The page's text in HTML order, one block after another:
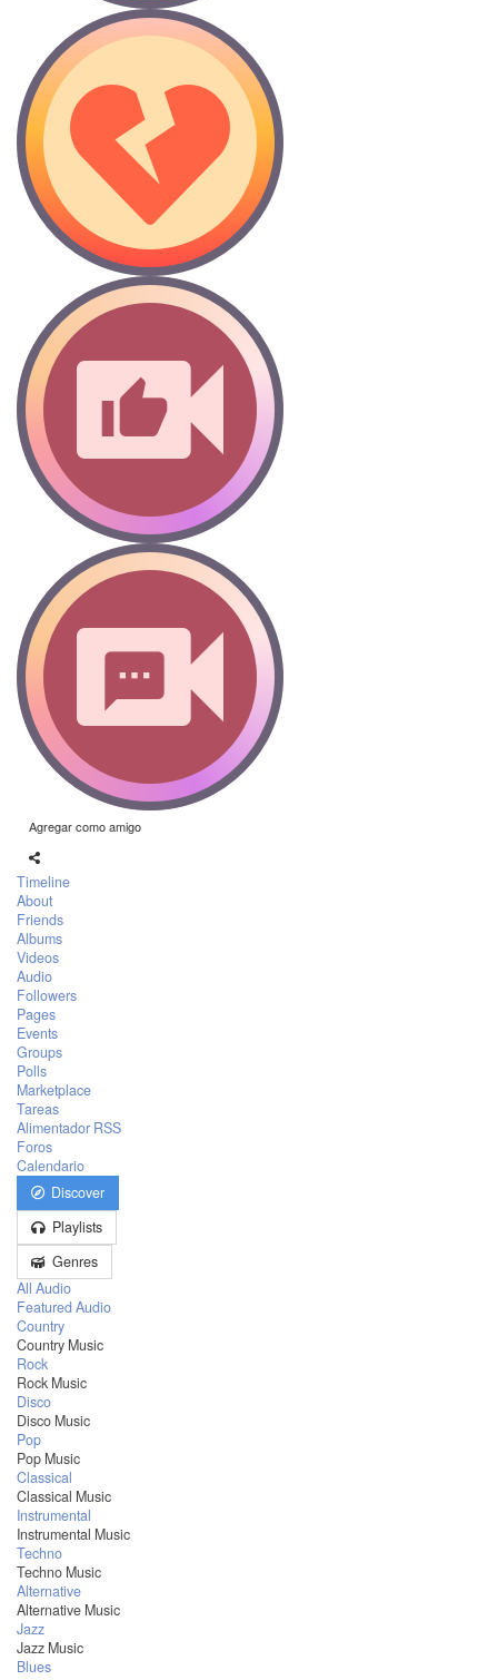
Agregar como amigo
Timeline
About
Friends
Albums
Videos
Audio
Followers
Pages
Events
Groups
Polls
Marketplace
Tareas
Alimentador RSS
Foros
Calendario
Discover
Playlists
Genres
All Audio
Featured Audio
Country
Country Music
Rock
Rock Music
Disco
Disco Music
Pop
Pop Music
Classical
Classical Music
Instrumental
Instrumental Music
Techno
Techno Music
Alternative
Alternative Music
Jazz
Jazz Music
Blues